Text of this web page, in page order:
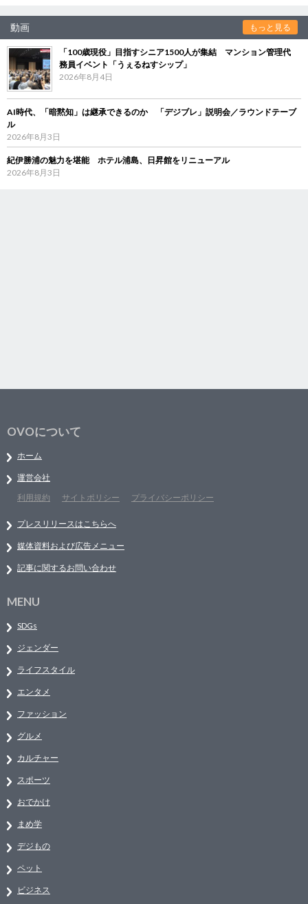
動画 もっと見る
「100歳現役」目指すシニア1500人が集結 マンション管理代
務員イベント「うぇるねすシップ」
2026年8月4日
AI時代、「暗黙知」は継承できるのか 「デジブレ」説明会／ラウンドテーブ
ル
2026年8月3日
紀伊勝浦の魅力を堪能 ホテル浦島、日昇館をリニューアル
2026年8月3日
OVOについて
ホーム
運営会社
利用規約
サイトポリシー プライバシーポリシー
プレスリリースはこちらへ
媒体資料および広告メニュー
記事に関するお問い合わせ
MENU
SDGs
ジェンダー
ライフスタイル
エンタメ
ファッション
グルメ
カルチャー
スポーツ
おでかけ
まめ学
デジもの
ペット
ビジネス